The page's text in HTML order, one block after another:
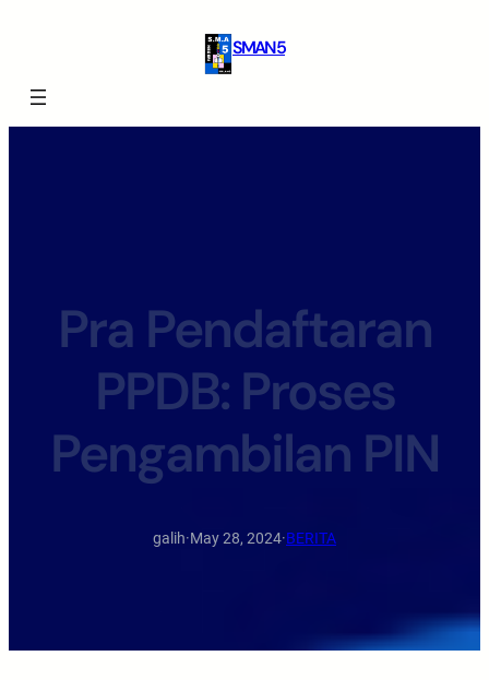
SMAN 5
Pra Pendaftaran
PPDB: Proses
Pengambilan PIN
galih·May 28, 2024·BERITA